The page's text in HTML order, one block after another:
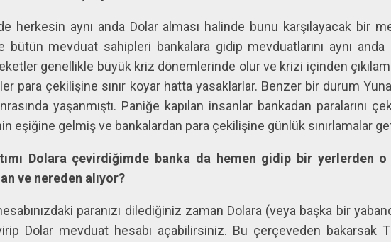
herkesin aynı anda Dolar alması halinde bunu karşılayacak bir
bütün mevduat sahipleri bankalara gidip mevduatlarını aynı
genellikle büyük kriz dönemlerinde olur ve krizi içinden
para çekilişine sınır koyar hatta yasaklarlar. Benzer bir durum
yaşanmıştı. Paniğe kapılan insanlar bankadan paralarını
eşiğine gelmiş ve bankalardan para çekilişine günlük sınırlamalar
Dolara çevirdiğimde banka da hemen gidip bir yerlerden o
ve nereden alıyor?
paranızı dilediğiniz zaman Dolara (veya başka bir
Dolar mevduat hesabı açabilirsiniz. Bu çerçeveden bakarsak